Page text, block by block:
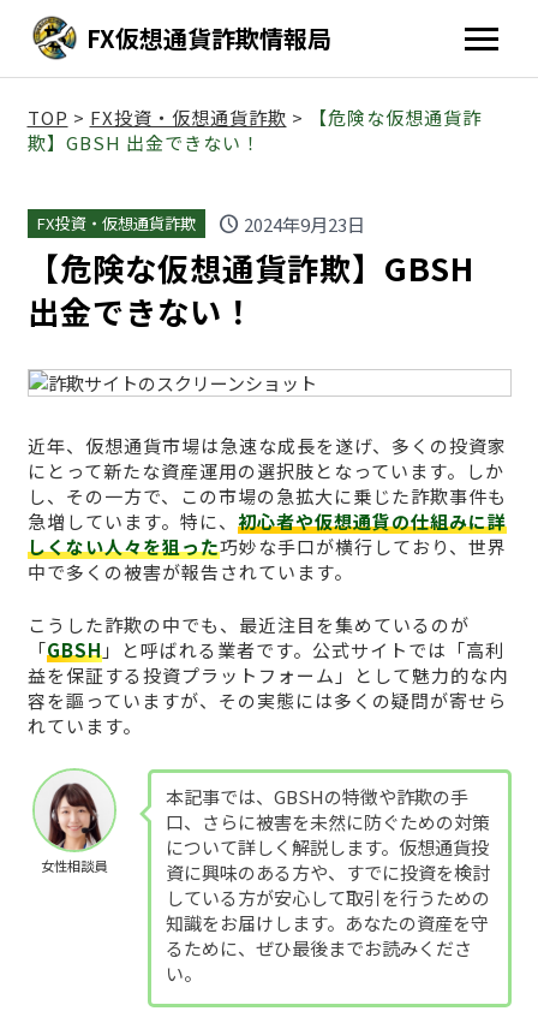
FX仮想通貨詐欺情報局
TOP > FX投資・仮想通貨詐欺 >
【危険な仮想通貨詐
欺】GBSH 出金できない！
FX投資・仮想通貨詐欺 schedule 2024年9月23日
【危険な仮想通貨詐欺】GBSH
出金できない！
近年、仮想通貨市場は急速な成長を遂げ、多くの投資家
にとって新たな資産運用の選択肢となっています。しか
し、その一方で、この市場の急拡大に乗じた詐欺事件も
急増しています。特に、 初心者や仮想通貨の仕組みに詳
しくない人々を狙った巧妙な手口が横行しており、世界
中で多くの被害が報告されています。
こうした詐欺の中でも、最近注目を集めているのが
「GBSH」と呼ばれる業者です。公式サイトでは「高利
益を保証する投資プラットフォーム」として魅力的な内
容を謳っていますが、その実態には多くの疑問が寄せら
れています。
女性相談員
本記事では、GBSHの特徴や詐欺の手
口、さらに被害を未然に防ぐための対策
について詳しく解説します。仮想通貨投
資に興味のある方や、すでに投資を検討
している方が安心して取引を行うための
知識をお届けします。あなたの資産を守
るために、ぜひ最後までお読みくださ
い。